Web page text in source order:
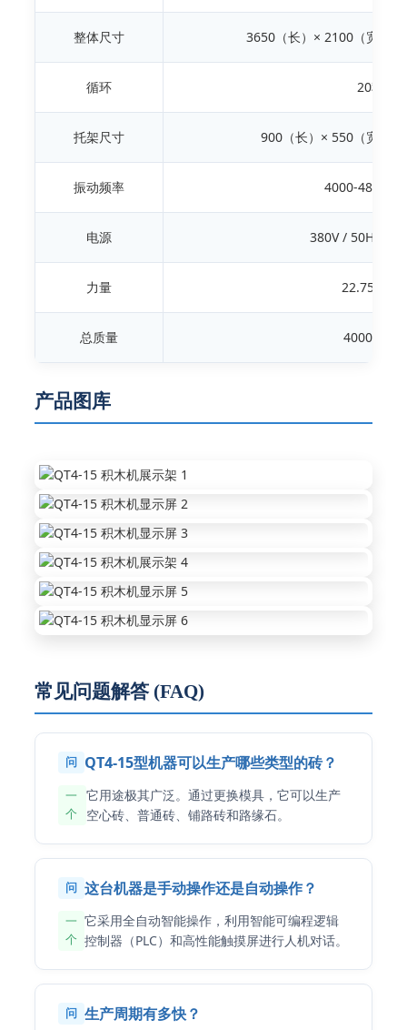
整体尺寸 3650（长）× 2100（宽）×
循环 20秒
托架尺寸 900（长）× 550（宽）×
振动频率 4000-4800转
电源 380V / 50Hz（
力量 22.75千瓦
总质量 4000公斤
产品图库
常见问题解答 (FAQ)
问 QT4-15型机器可以生产哪些类型的砖？
一
个
它用途极其广泛。通过更换模具，它可以生产
空心砖、普通砖、铺路砖和路缘石。
问 这台机器是手动操作还是自动操作？
一
个
它采用全自动智能操作，利用智能可编程逻辑
控制器（PLC）和高性能触摸屏进行人机对话。
问 生产周期有多快？